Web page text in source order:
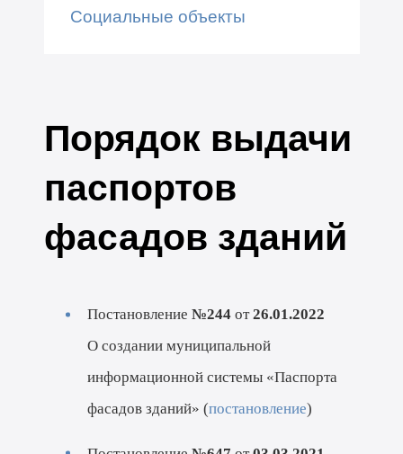
Социальные объекты
Порядок выдачи
паспортов
фасадов зданий
Постановление №244от26.01.2022
О создании муниципальной
информационной системы «Паспорта
фасадов зданий» (постановление)